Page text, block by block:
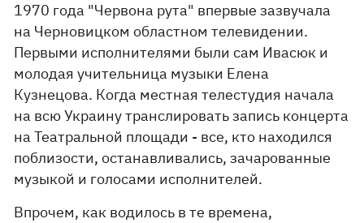
1970 года "Червона рута" впервые зазвучала
на Черновицком областном телевидении.
Первыми исполнителями были сам Ивасюк и
молодая учительница музыки Елена
Кузнецова. Когда местная телестудия начала
на всю Украину транслировать запись концерта
на Театральной площади - все, кто находился
поблизости, останавливались, зачарованные
музыкой и голосами исполнителей.
Впрочем, как водилось в те времена,